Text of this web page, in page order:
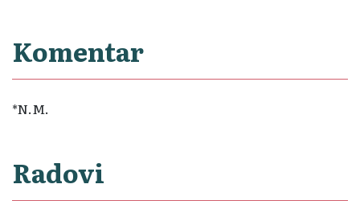
Komentar
*N.M.
Radovi